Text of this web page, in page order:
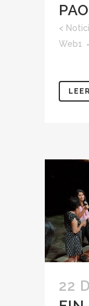
<
Web1
22